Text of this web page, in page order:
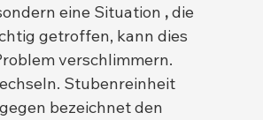
eine Situation , die
getroffen, kann dies
verschlimmern.
Stubenreinheit
bezeichnet den